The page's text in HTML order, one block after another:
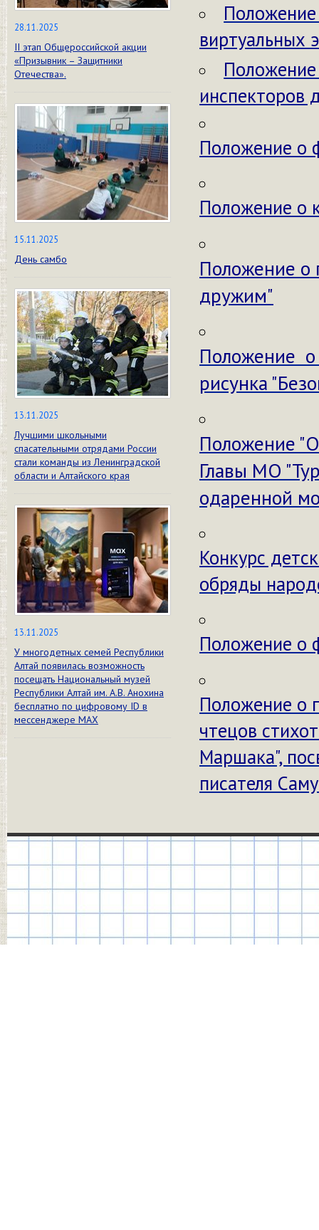
28.11.2025
II этап Общероссийской акции
«Призывник – Защитники
Отечества».
15.11.2025
День самбо
13.11.2025
Лучшими школьными
спасательными отрядами России
стали команды из Ленинградской
области и Алтайского края
13.11.2025
У многодетных семей Республики
Алтай появилась возможность
посещать Национальный музей
Республики Алтай им. А.В. Анохина
бесплатно по цифровому ID в
мессенджере МАХ
инспекторов
Положение о
Положение о
Положение о
дружим"
Положение о
рисунка
Положение
Главы МО
одаренной
Конкурс
обряды
Положение о
Положение о
чтецов
Маршака",
писателя